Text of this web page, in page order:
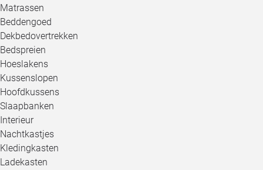
Matrassen
Beddengoed
Dekbedovertrekken
Bedspreien
Hoeslakens
Kussenslopen
Hoofdkussens
Slaapbanken
Interieur
Nachtkastjes
Kledingkasten
Ladekasten